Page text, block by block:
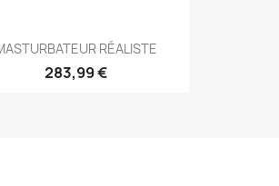
RÉALISTE
283,99 €